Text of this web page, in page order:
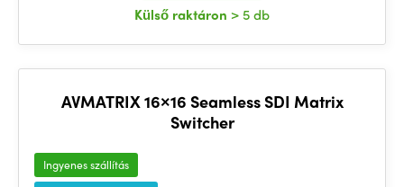
Külső raktáron > 5 db
AVMATRIX 16×16 Seamless SDI Matrix
Switcher
Ingyenes szállítás